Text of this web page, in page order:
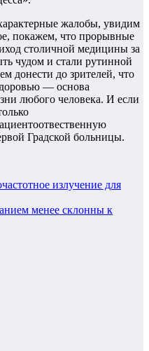
жалобы, увидим
покажем, что прорывные
столичной медицины за
чудом и стали рутинной
донести до зрителей, что
— основа
любого человека. И если
Градской больницы.
излучение для
менее склонны к